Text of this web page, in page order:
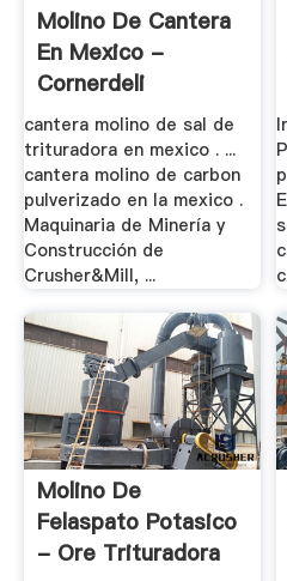
Molino De Cantera
En Mexico -
Cornerdeli
cantera molino de sal de
trituradora en mexico . ...
cantera molino de carbon
pulverizado en la mexico .
Maquinaria de Minería y
Construcción de
Crusher&Mill, ...
Molino De
Felaspato Potasico
- Ore Trituradora